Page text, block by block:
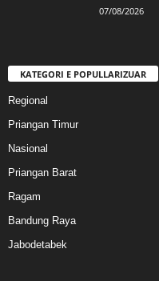
07/08/2026
KATEGORI E POPULLARIZUAR
Regional
Priangan Timur
Nasional
Priangan Barat
Ragam
Bandung Raya
Jabodetabek